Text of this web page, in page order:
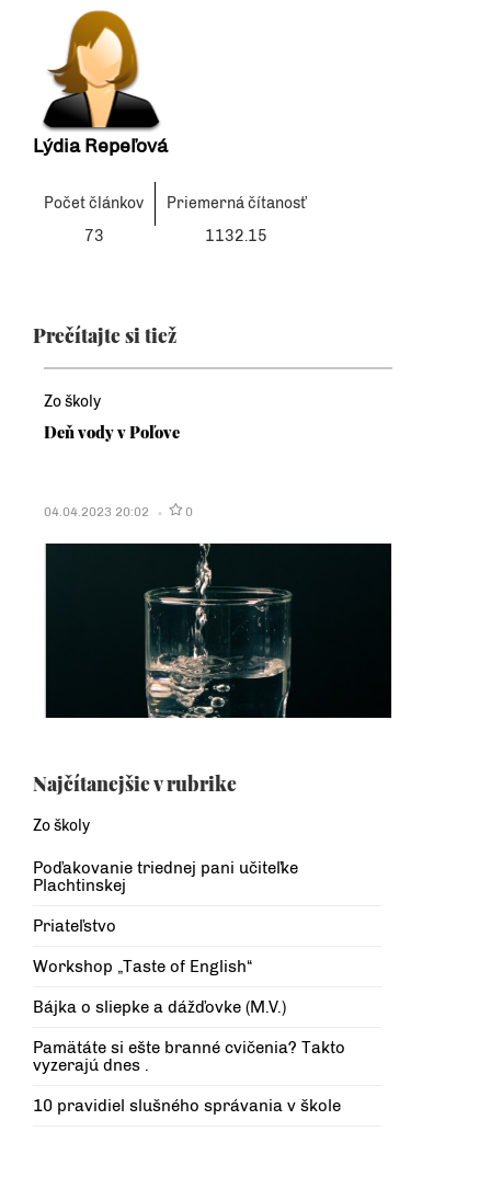
Lýdia Repeľová
Počet článkov
Priemerná čítanosť
73
1132.15
Prečítajte si tiež
Zo školy
Deň vody v Poľove
04.04.2023 20:02 0
Najčítanejšie v rubrike
Zo školy
Poďakovanie triednej pani učiteľke
Plachtinskej
Priateľstvo
Workshop „Taste of English“
Bájka o sliepke a dážďovke (M.V.)
Pamätáte si ešte branné cvičenia? Takto
vyzerajú dnes .
10 pravidiel slušného správania v škole